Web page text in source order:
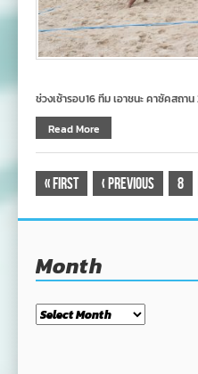
ช่วงเช้ารอบ16 ทีม เอาชนะ คาซัคสถา
Read More
« First ‹ Previous 8
Month
Month